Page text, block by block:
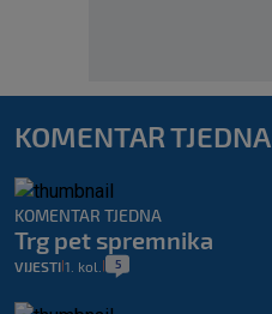
KOMENTAR TJEDNA
KOMENTAR TJEDNA
Trg pet spremnika
VIJESTI 1. kol. 5